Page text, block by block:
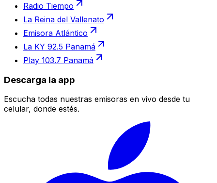
Radio Tiempo
La Reina del Vallenato
Emisora Atlántico
La KY 92.5 Panamá
Play 103.7 Panamá
Descarga la app
Escucha todas nuestras emisoras en vivo desde tu
celular, donde estés.